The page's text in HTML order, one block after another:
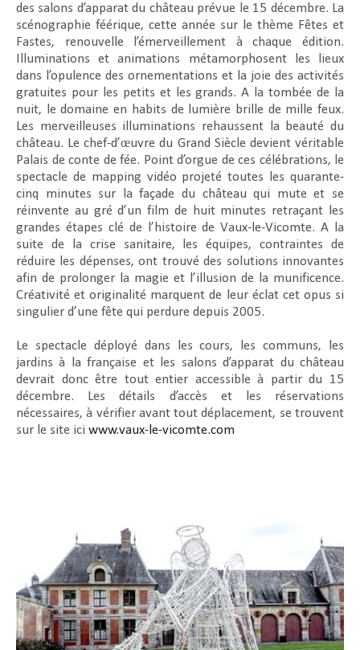
des salons d’apparat du château prévue le 15 décembre. La
scénographie féérique, cette année sur le thème Fêtes et
Fastes, renouvelle l’émerveillement à chaque édition.
Illuminations et animations métamorphosent les lieux
dans l’opulence des ornementations et la joie des activités
gratuites pour les petits et les grands. A la tombée de la
nuit, le domaine en habits de lumière brille de mille feux.
Les merveilleuses illuminations rehaussent la beauté du
château. Le chef-d’œuvre du Grand Siècle devient véritable
Palais de conte de fée. Point d’orgue de ces célébrations, le
spectacle de mapping vidéo projeté toutes les quarante-
cinq minutes sur la façade du château qui mute et se
réinvente au gré d’un film de huit minutes retraçant les
grandes étapes clé de l’histoire de Vaux-le-Vicomte. A la
suite de la crise sanitaire, les équipes, contraintes de
réduire les dépenses, ont trouvé des solutions innovantes
afin de prolonger la magie et l’illusion de la munificence.
Créativité et originalité marquent de leur éclat cet opus si
singulier d’une fête qui perdure depuis 2005.
Le spectacle déployé dans les cours, les communs, les
jardins à la française et les salons d’apparat du château
devrait donc être tout entier accessible à partir du 15
décembre. Les détails d’accès et les réservations
nécessaires, à vérifier avant tout déplacement, se trouvent
sur le site ici www.vaux-le-vicomte.com